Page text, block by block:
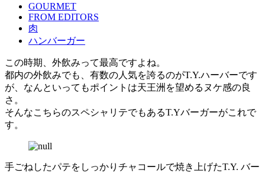
GOURMET
FROM EDITORS
肉
ハンバーガー
この時期、外飲みって最高ですよね。
都内の外飲みでも、有数の人気を誇るのがT.Y.ハーバーです
が、なんといってもポイントは天王洲を望めるヌケ感の良
さ。
そんなこちらのスペシャリテでもあるT.Yバーガーがこれで
す。
手ごねしたパテをしっかりチャコールで焼き上げたT.Y. バー